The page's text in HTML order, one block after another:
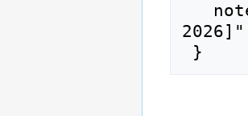
2026]"